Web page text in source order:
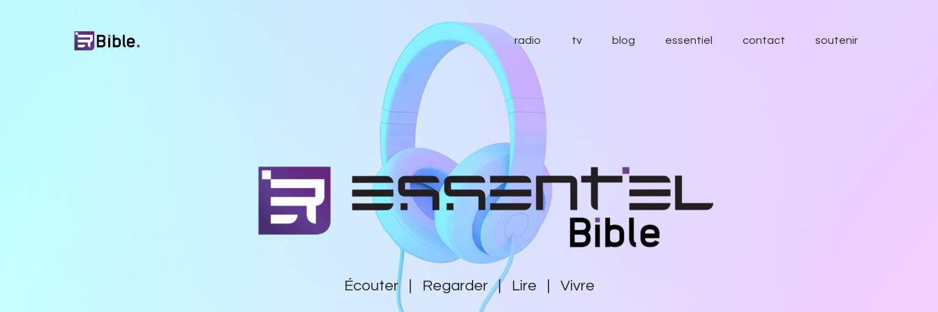
radio tv blog essentiel contact soutenir
Écouter | Regarder | Lire | Vivre
essentiel
contact
soutenir